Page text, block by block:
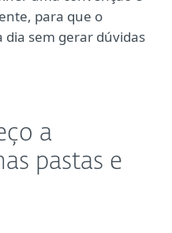
para que o
dia sem gerar dúvidas
a
pastas e